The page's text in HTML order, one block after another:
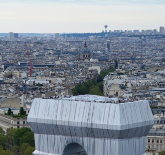
POLICY COMPANY